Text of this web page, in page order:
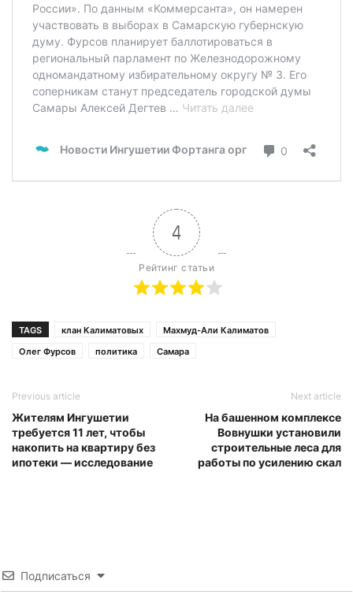
4
Рейтинг статьи
TAGS клан Калиматовых
Махмуд-Али Калиматов
Олег Фурсов
политика Самара
Previous article
Жителям Ингушетии
требуется 11 лет, чтобы
накопить на квартиру без
ипотеки — исследование
Next article
На башенном комплексе
Вовнушки установили
строительные леса для
работы по усилению скал
Подписаться